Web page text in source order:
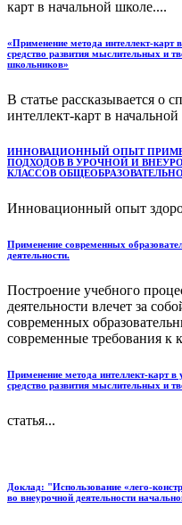
карт в начальной школе....
«Применение метода интеллект-карт
средство развития мыслительных и
школьников»
В статье рассказывается о
интеллект-карт в
ИННОВАЦИОННЫЙ ОПЫТ
ПОДХОДОВ В УРОЧНОЙ И
КЛАССОВ
Инновационный опыт
Применение современных
деятельности.
Построение учебного
деятельности влечет за
современных
современные требования к
Применение метода интеллект-карт в
средство развития мыслительных и
статья...
Доклад: "Использование «лего-
во внеурочной деятельности